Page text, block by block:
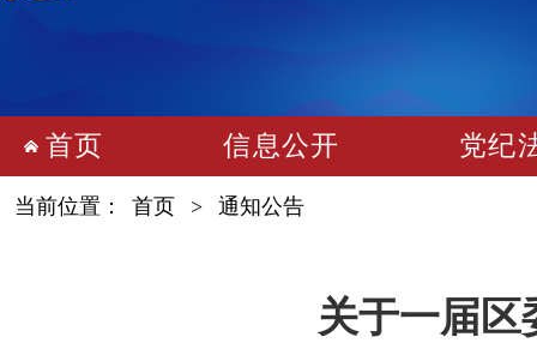
首页 信息公开 党纪
当前位置： 首页 > 通知公告
关于一届区